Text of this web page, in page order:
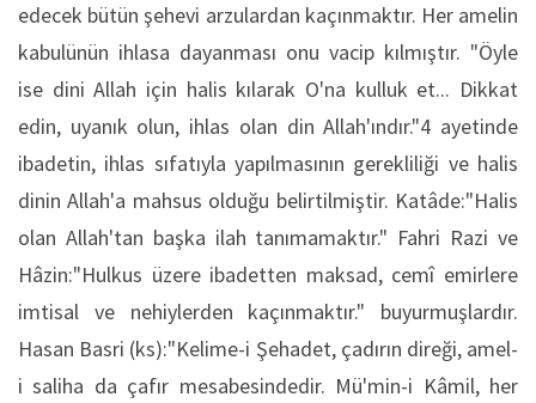
edecek bütün şehevi arzulardan kaçınmaktır. Her amelin
kabulünün ihlasa dayanması onu vacip kılmıştır. "Öyle
ise dini Allah için halis kılarak O'na kulluk et... Dikkat
edin, uyanık olun, ihlas olan din Allah'ındır."4 ayetinde
ibadetin, ihlas sıfatıyla yapılmasının gerekliliği ve halis
dinin Allah'a mahsus olduğu belirtilmiştir. Katâde:"Halis
olan Allah'tan başka ilah tanımamaktır." Fahri Razi ve
Hâzin:"Hulkus üzere ibadetten maksad, cemî emirlere
imtisal ve nehiylerden kaçınmaktır." buyurmuşlardır.
Hasan Basri (ks):"Kelime-i Şehadet, çadırın direği, amel-
i saliha da çafır mesabesindedir. Mü'min-i Kâmil, her